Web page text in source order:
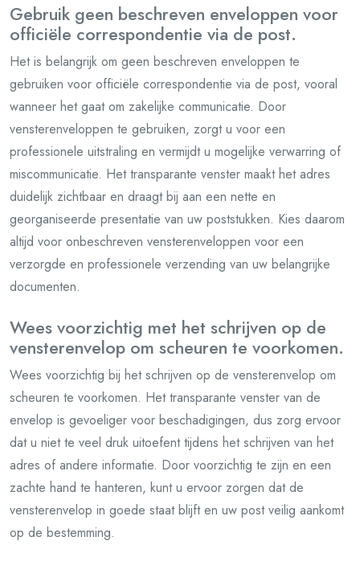
Gebruik geen beschreven enveloppen voor
officiële correspondentie via de post.
Het is belangrijk om geen beschreven enveloppen te
gebruiken voor officiële correspondentie via de post, vooral
wanneer het gaat om zakelijke communicatie. Door
vensterenveloppen te gebruiken, zorgt u voor een
professionele uitstraling en vermijdt u mogelijke verwarring of
miscommunicatie. Het transparante venster maakt het adres
duidelijk zichtbaar en draagt bij aan een nette en
georganiseerde presentatie van uw poststukken. Kies daarom
altijd voor onbeschreven vensterenveloppen voor een
verzorgde en professionele verzending van uw belangrijke
documenten.
Wees voorzichtig met het schrijven op de
vensterenvelop om scheuren te voorkomen.
Wees voorzichtig bij het schrijven op de vensterenvelop om
scheuren te voorkomen. Het transparante venster van de
envelop is gevoeliger voor beschadigingen, dus zorg ervoor
dat u niet te veel druk uitoefent tijdens het schrijven van het
adres of andere informatie. Door voorzichtig te zijn en een
zachte hand te hanteren, kunt u ervoor zorgen dat de
vensterenvelop in goede staat blijft en uw post veilig aankomt
op de bestemming.